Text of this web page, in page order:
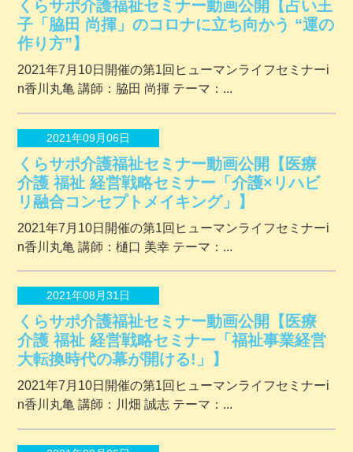
くらサポ介護福祉セミナー動画公開【占い王
子「脇田 尚揮」のコロナに立ち向かう “運の
作り方”】
2021年7月10日開催の第1回ヒューマンライフセミナーi
n香川丸亀 講師：脇田 尚揮 テーマ：...
2021年09月06日
くらサポ介護福祉セミナー動画公開【医療
介護 福祉 経営戦略セミナー「介護×リハビ
リ融合コンセプトメイキング」】
2021年7月10日開催の第1回ヒューマンライフセミナーi
n香川丸亀 講師：樋口 美幸 テーマ：...
2021年08月31日
くらサポ介護福祉セミナー動画公開【医療
介護 福祉 経営戦略セミナー「福祉事業経営
大転換時代の幕が開ける!」】
2021年7月10日開催の第1回ヒューマンライフセミナーi
n香川丸亀 講師：川畑 誠志 テーマ：...